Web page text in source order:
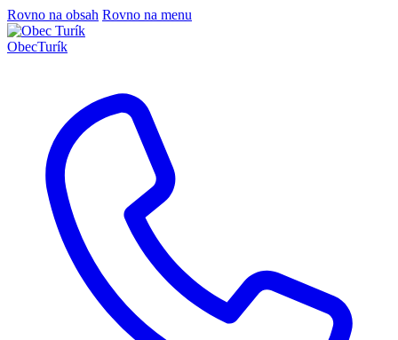
Rovno na obsah Rovno na menu
ObecTurík